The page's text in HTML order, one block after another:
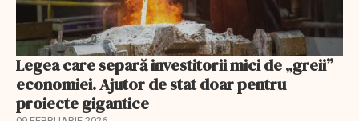
Legea care separă investitorii mici de „greii”
economiei. Ajutor de stat doar pentru
proiecte gigantice